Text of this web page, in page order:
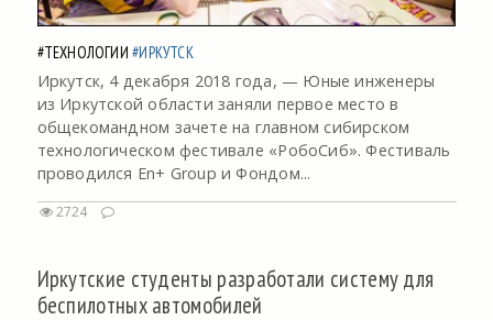
#ТЕХНОЛОГИИ #ИРКУТСК
Иркутск, 4 декабря 2018 года, — Юные инженеры
из Иркутской области заняли первое место в
общекомандном зачете на главном сибирском
технологическом фестивале «РобоСиб». Фестиваль
проводился En+ Group и Фондом...
2724
Иркутские студенты разработали систему для
беспилотных автомобилей